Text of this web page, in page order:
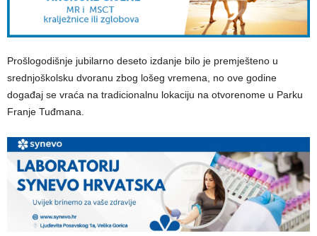
Prošlogodišnje jubilarno deseto izdanje bilo je premješteno u
srednjoškolsku dvoranu zbog lošeg vremena, no ove godine
događaj se vraća na tradicionalnu lokaciju na otvorenome u Parku
Franje Tuđmana.